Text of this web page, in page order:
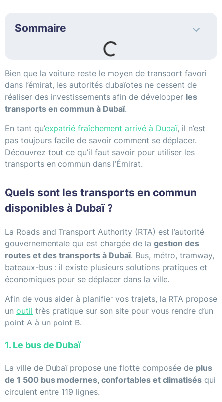
Sommaire
Bien que la voiture reste le moyen de transport favori
dans l’émirat, les autorités dubaïotes ne cessent de
réaliser des investissements afin de développer les
transports en commun à Dubaï.
En tant qu’expatrié fraîchement arrivé à Dubaï, il n’est
pas toujours facile de savoir comment se déplacer.
Découvrez tout ce qu’il faut savoir pour utiliser les
transports en commun dans l’Émirat.
Quels sont les transports en commun
disponibles à Dubaï ?
La Roads and Transport Authority (RTA) est l’autorité
gouvernementale qui est chargée de la gestion des
routes et des transports à Dubaï. Bus, métro, tramway,
bateaux-bus : il existe plusieurs solutions pratiques et
économiques pour se déplacer dans la ville.
Afin de vous aider à planifier vos trajets, la RTA propose
un outil très pratique sur son site pour vous rendre d’un
point A à un point B.
1. Le bus de Dubaï
La ville de Dubaï propose une flotte composée de plus
de 1 500 bus modernes, confortables et climatisés qui
circulent entre 119 lignes.